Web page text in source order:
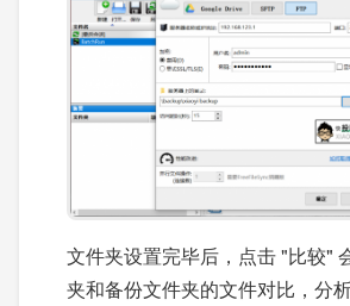
文件夹设置完毕后，点击 "比较"
夹和备份文件夹的文件对比，分